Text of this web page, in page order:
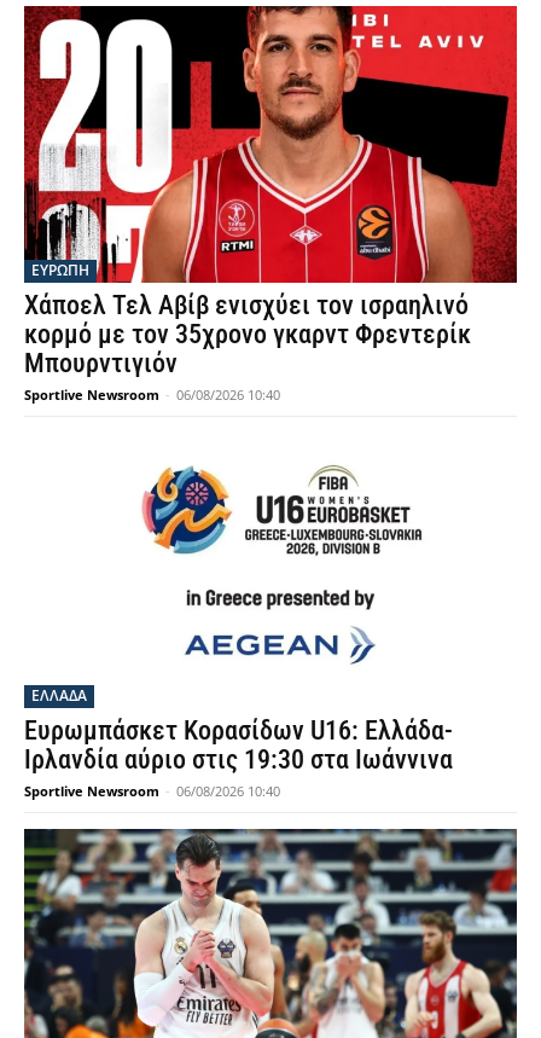
ΕΥΡΩΠΗ
Χάποελ Τελ Αβίβ ενισχύει τον ισραηλινό
κορμό με τον 35χρονο γκαρντ Φρεντερίκ
Μπουρντιγιόν
Sportlive Newsroom - 06/08/2026 10:40
ΕΛΛΑΔΑ
Ευρωμπάσκετ Κορασίδων U16: Ελλάδα-
Ιρλανδία αύριο στις 19:30 στα Ιωάννινα
Sportlive Newsroom - 06/08/2026 10:40